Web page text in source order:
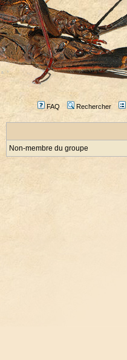
FAQ Rechercher
Non-membre du groupe